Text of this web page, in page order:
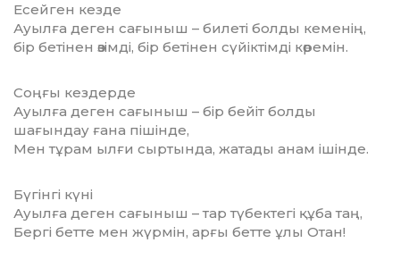
Есейген кезде
Ауылға деген сағыныш – билеті болды кеменің,
бір бетінен өзімді, бір бетінен сүйіктімді көремін.
Соңғы кездерде
Ауылға деген сағыныш – бір бейіт болды
шағындау ғана пішінде,
Мен тұрам ылғи сыртында, жатады анам ішінде.
Бүгінгі күні
Ауылға деген сағыныш – тар түбектегі құба таң,
Бергі бетте мен жүрмін, арғы бетте ұлы Отан!